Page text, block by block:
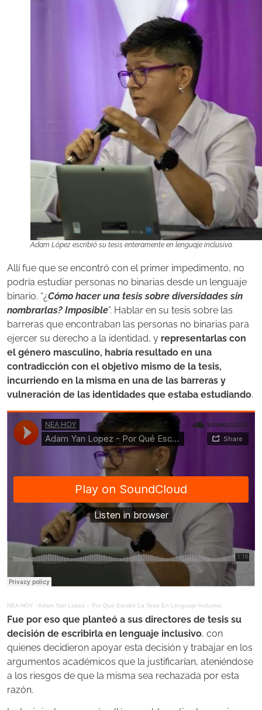
Adam López escribió su tesis enteramente en lenguaje inclusivo.
Allí fue que se encontró con el primer impedimento, no
podría estudiar personas no binarias desde un lenguaje
binario. “¿Cómo hacer una tesis sobre diversidades sin
nombrarlas? Imposible”. Hablar en su tesis sobre las
barreras que encontraban las personas no binarias para
ejercer su derecho a la identidad, y representarlas con
el género masculino, habría resultado en una
contradicción con el objetivo mismo de la tesis,
incurriendo en la misma en una de las barreras y
vulneración de las identidades que estaba estudiando.
NEA HOY · Adam Yan Lopez – Por Qué Escribir La Tesis En Lenguaje Inclusivo
Fue por eso que planteó a sus directores de tesis su
decisión de escribirla en lenguaje inclusivo, con
quienes decidieron apoyar esta decisión y trabajar en los
argumentos académicos que la justificarían, ateniéndose
a los riesgos de que la misma sea rechazada por esta
razón.